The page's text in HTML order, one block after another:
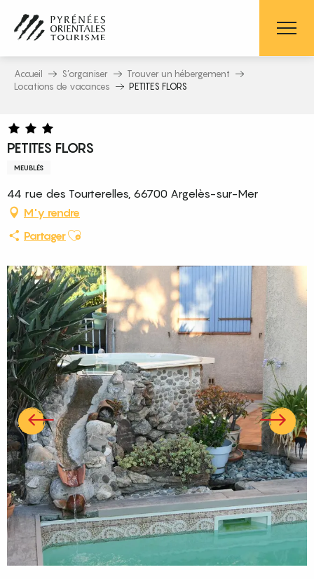
contenu
principal
Accueil S’organiser
Trouver un hébergement
Locations de vacances
PETITES FLORS
PETITES FLORS
MEUBLÉS
44 rue des Tourterelles, 66700 Argelès-sur-Mer
M'y rendre
PartagerAjouter aux favoris